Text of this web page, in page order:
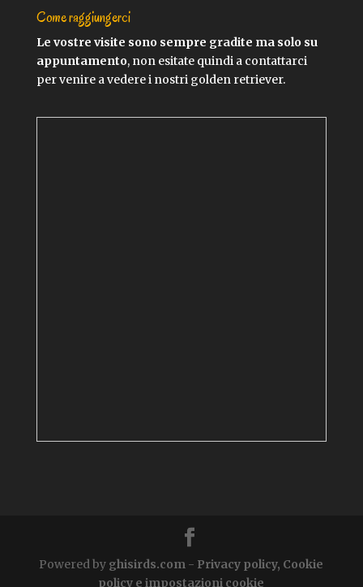
Come raggiungerci
Le vostre visite sono sempre gradite ma solo su
appuntamento, non esitate quindi a contattarci
per venire a vedere i nostri golden retriever.
Powered by ghisirds.com - Privacy policy, Cookie
policy e impostazioni cookie